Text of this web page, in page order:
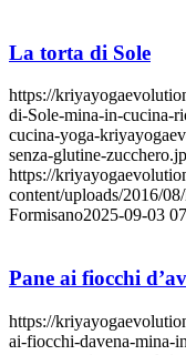
La torta di Sole
https://
di-Sole-mina-in-cucina-
cucina-yoga-
senza-glutine-
https://
content/uploads/2016/
Formisano2025-09-03
Pane ai fiocchi
https://
ai-fiocchi-davena-mina-